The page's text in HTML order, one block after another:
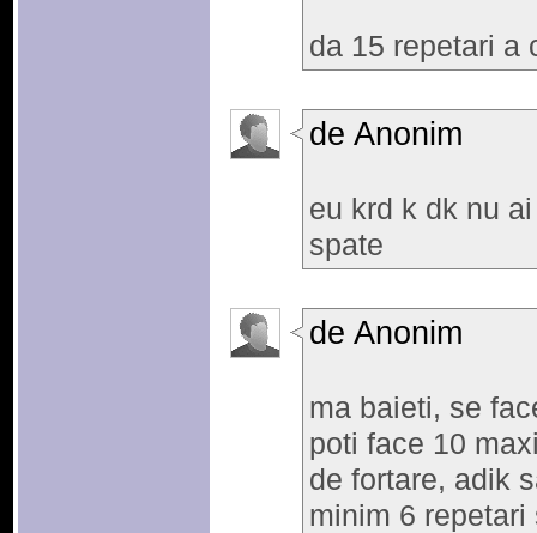
da 15 repetari a
de Anonim
eu krd k dk nu
spate
de Anonim
ma baieti, se
poti face 10
de fortare, adik
minim 6